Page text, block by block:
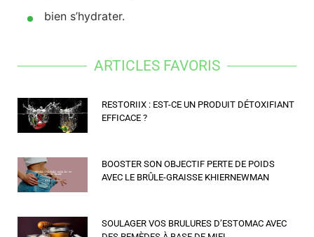
bien s’hydrater.
ARTICLES FAVORIS
RESTORIIX : EST-CE UN PRODUIT DÉTOXIFIANT
EFFICACE ?
BOOSTER SON OBJECTIF PERTE DE POIDS
AVEC LE BRÛLE-GRAISSE KHIERNEWMAN
SOULAGER VOS BRULURES D’ESTOMAC AVEC